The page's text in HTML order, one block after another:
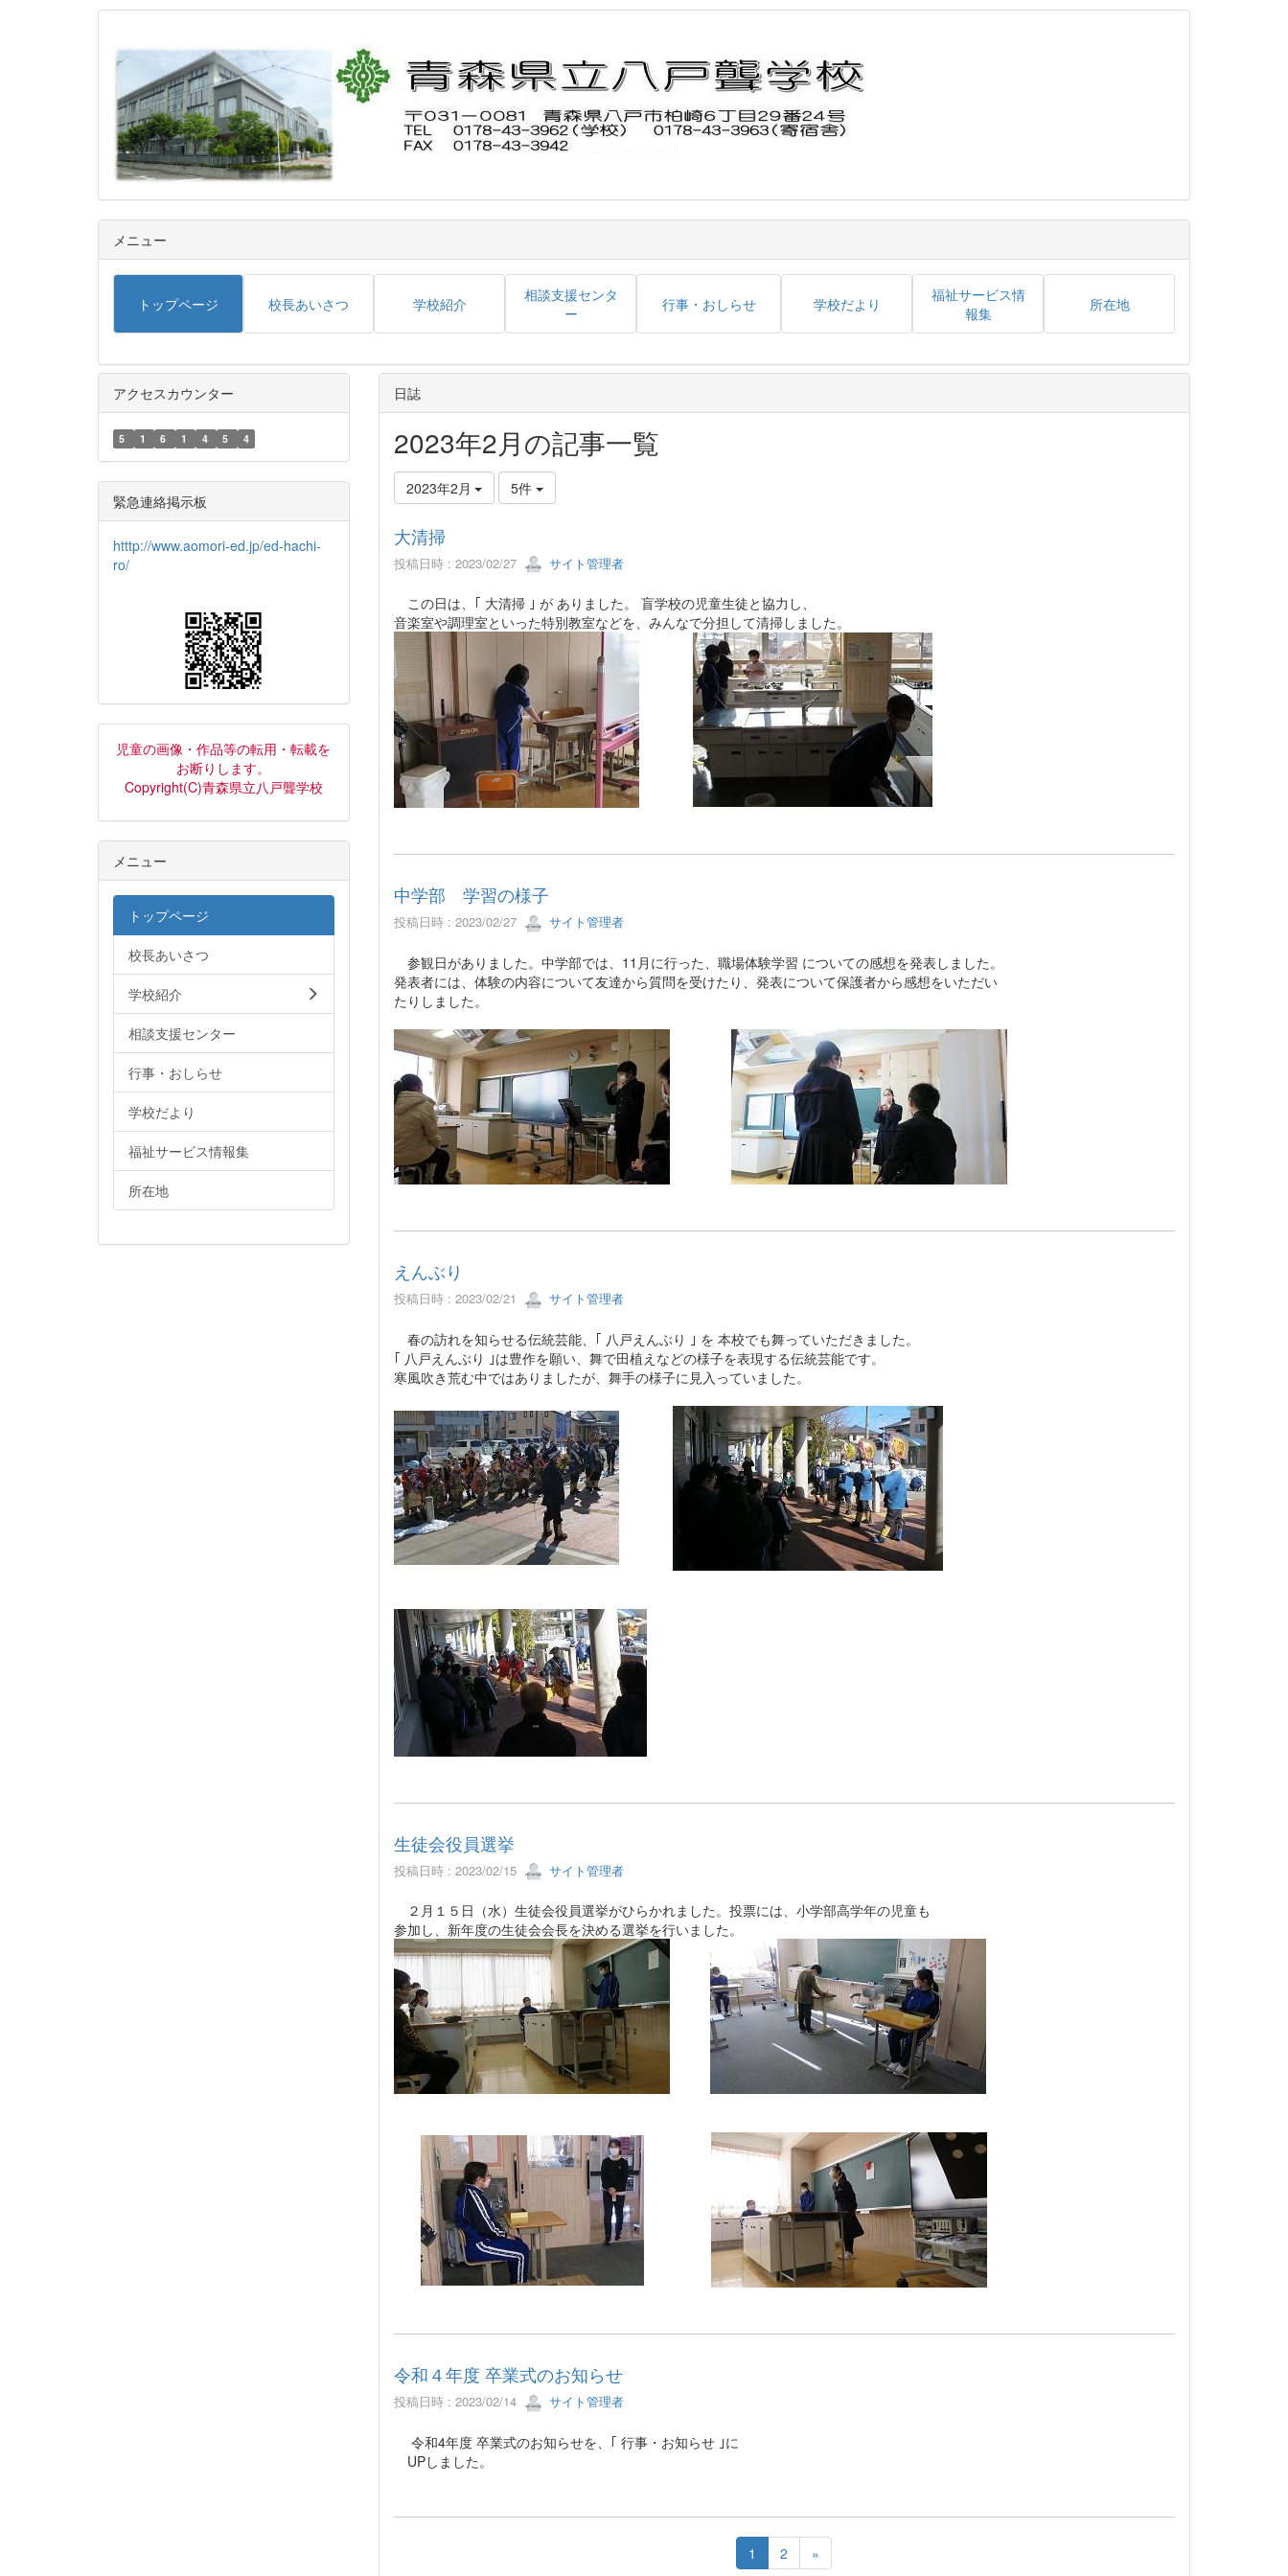
メニュー
トップページ 校長あいさつ 学校紹介
相談支援センタ
ー
行事・おしらせ 学校だより
福祉サービス情
報集
所在地
日誌
2023年2月の記事一覧
2023年2月 5件
大清掃
投稿日時 : 2023/02/27 サイト管理者
この日は、｢ 大清掃 ｣ が ありました。 盲学校の児童生徒と協力し、
音楽室や調理室といった特別教室などを、みんなで分担して清掃しました。
中学部 学習の様子
投稿日時 : 2023/02/27 サイト管理者
参観日がありました。中学部では、11月に行った、職場体験学習 についての感想を発表しました。
発表者には、体験の内容について友達から質問を受けたり、発表について保護者から感想をいただい
たりしました。
えんぶり
投稿日時 : 2023/02/21 サイト管理者
春の訪れを知らせる伝統芸能、｢ 八戸えんぶり ｣ を 本校でも舞っていただきました。
｢ 八戸えんぶり ｣は豊作を願い、舞で田植えなどの様子を表現する伝統芸能です。
寒風吹き荒む中ではありましたが、舞手の様子に見入っていました。
生徒会役員選挙
投稿日時 : 2023/02/15 サイト管理者
２月１５日（水）生徒会役員選挙がひらかれました。投票には、小学部高学年の児童も
参加し、新年度の生徒会会長を決める選挙を行いました。
令和４年度 卒業式のお知らせ
投稿日時 : 2023/02/14 サイト管理者
令和4年度 卒業式のお知らせを、｢ 行事・お知らせ ｣に
UPしました。
1 2 »
アクセスカウンター
5 1 6 1 4 5 4
緊急連絡掲示板
htttp://www.aomori-ed.jp/ed-hachi-
ro/
児童の画像・作品等の転用・転載を
お断りします。
Copyright(C)青森県立八戸聾学校
メニュー
トップページ
校長あいさつ
学校紹介
相談支援センター
行事・おしらせ
学校だより
福祉サービス情報集
所在地